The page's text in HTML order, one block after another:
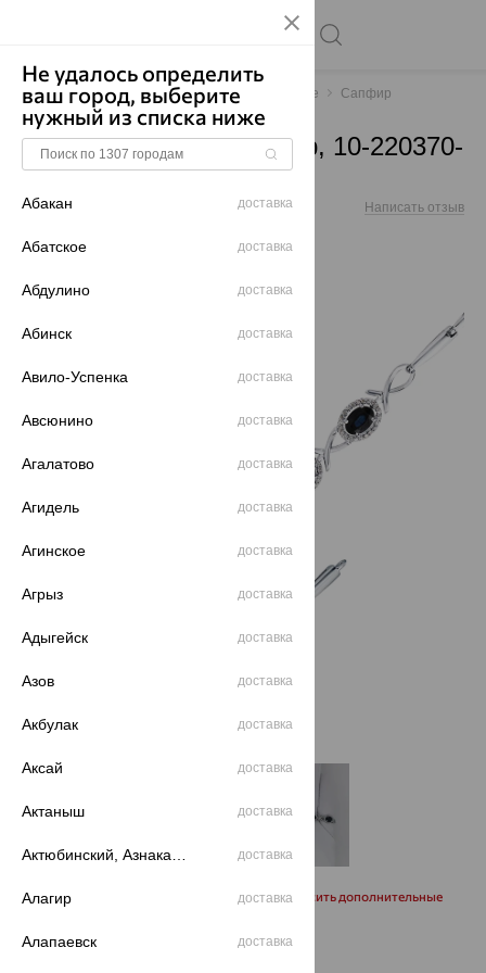
Главная Каталог Браслеты декоративные Сапфир
Браслет, золото, сапфир, 10-220370-
00-02
Артикул: Написать отзыв
Запросить дополнительные
Не удалось определить
ваш город, выберите
нужный из списка ниже
Абакан доставка
Абатское доставка
Абдулино доставка
Абинск доставка
Авило-Успенка доставка
Авсюнино доставка
Агалатово доставка
Агидель доставка
Агинское доставка
Агрыз доставка
Адыгейск доставка
Азов доставка
Акбулак доставка
Аксай доставка
Актаныш доставка
доставка
Алагир доставка
Алапаевск доставка